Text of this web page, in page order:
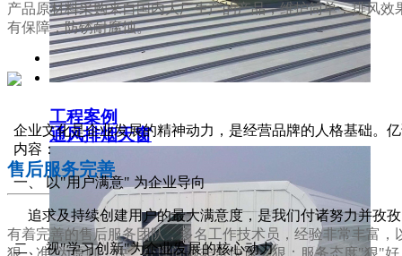
通风排烟天窗
工程案例
产品原材料采购来自国内大厂生产的产品，维护简单，排风效
有保障，防锈耐腐蚀。
03
售后服务完善
有着完善的售后服务团队，多名工作技术员，经验非常丰富，
狠、准"为原则，快：处理问题非常快速；狠：服务态度"狠"
企业文化是企业发展的精神动力，是经营品牌的人格基础。
内容：
一、 以"用户满意" 为企业导向
追求及持续创建用户的最大满意度，是我们付诸努力并孜
二、 视"学习创新"为企业发展的核心动力